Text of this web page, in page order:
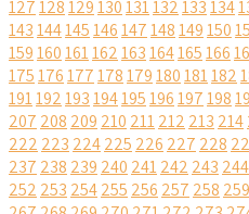
127128129130131132133134
143144145146147148149150
159160161162163164165166
175176177178179180181182
191192193194195196197198
207 208 209 210 211212 213 214
222 223 224225 226 227 228
237 238 239 240 241242 243 244
252 253 254255 256 257 258 259